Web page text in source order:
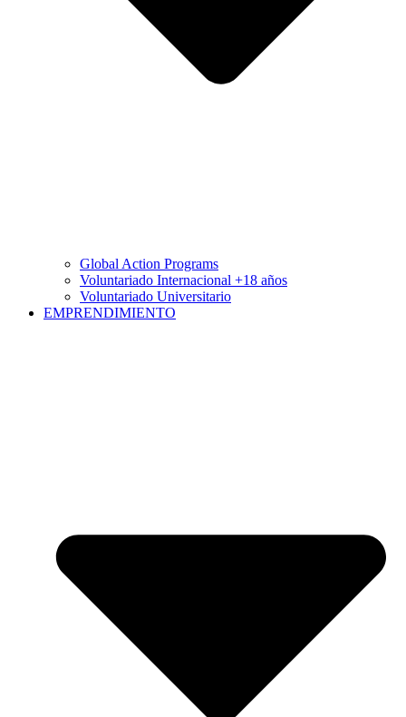
Global Action Programs
Voluntariado Internacional +18 años
Voluntariado Universitario
EMPRENDIMIENTO